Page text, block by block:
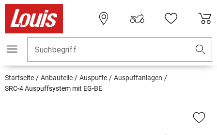
Suchbegriff
Startseite Anbauteile Auspuffe
Auspuffanlagen
SRC-4 Auspuffsystem mit EG-BE